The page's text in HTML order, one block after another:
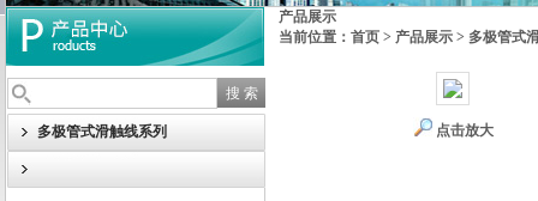
多极管式滑触线系列
产品展示
当前位置： 首页 > 产品展示 > 多极管式
点击放大